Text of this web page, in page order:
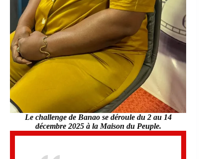
Le challenge de Banao se déroule du 2 au 14
décembre 2025 à la Maison du Peuple.